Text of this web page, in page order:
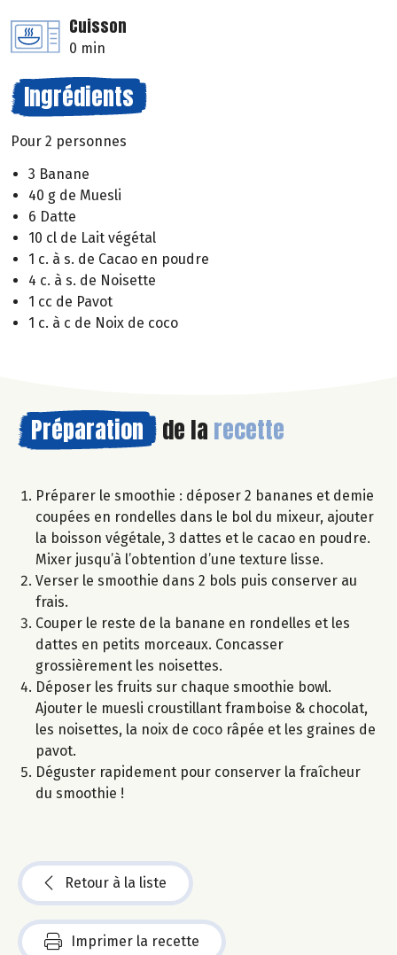
Cuisson
0 min
Ingrédients
Pour 2 personnes
3 Banane
40 g de Muesli
6 Datte
10 cl de Lait végétal
1 c. à s. de Cacao en poudre
4 c. à s. de Noisette
1 cc de Pavot
1 c. à c de Noix de coco
Préparation de la recette
Préparer le smoothie : déposer 2 bananes et demie
coupées en rondelles dans le bol du mixeur, ajouter
la boisson végétale, 3 dattes et le cacao en poudre.
Mixer jusqu’à l’obtention d’une texture lisse.
Verser le smoothie dans 2 bols puis conserver au
frais.
Couper le reste de la banane en rondelles et les
dattes en petits morceaux. Concasser
grossièrement les noisettes.
Déposer les fruits sur chaque smoothie bowl.
Ajouter le muesli croustillant framboise & chocolat,
les noisettes, la noix de coco râpée et les graines de
pavot.
Déguster rapidement pour conserver la fraîcheur
du smoothie !
Retour à la liste
Imprimer la recette